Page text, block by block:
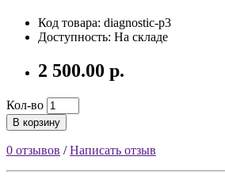
Код товара: diagnostic-p3
Доступность: На складе
2 500.00 р.
Кол-во
В корзину
0 отзывов /Написать отзыв